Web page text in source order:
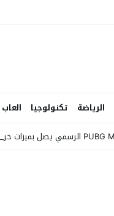
الرياضة تكنولوجيا العاب